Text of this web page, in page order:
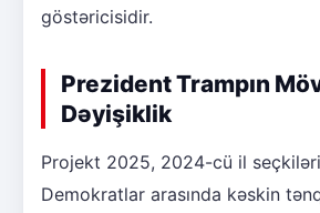
göstəricisidir.
Prezident Trampın
Dəyişiklik
Projekt 2025, 2024-cü il seçkiləri
Demokratlar arasında kəskin